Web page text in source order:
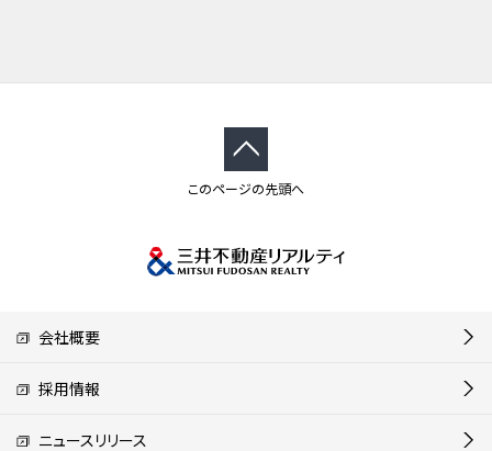
このページの先頭へ
会社概要
採用情報
ニュースリリース